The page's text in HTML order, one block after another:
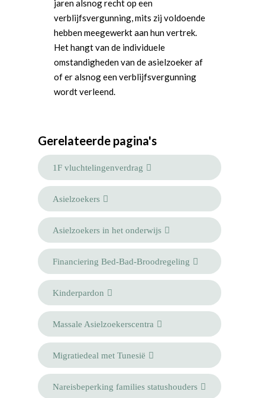
jaren alsnog recht op een
verblijfsvergunning, mits zij voldoende
hebben meegewerkt aan hun vertrek.
Het hangt van de individuele
omstandigheden van de asielzoeker af
of er alsnog een verblijfsvergunning
wordt verleend.
Gerelateerde pagina's
1F vluchtelingenverdrag
Asielzoekers
Asielzoekers in het onderwijs
Financiering Bed-Bad-Broodregeling
Kinderpardon
Massale Asielzoekerscentra
Migratiedeal met Tunesië
Nareisbeperking families statushouders